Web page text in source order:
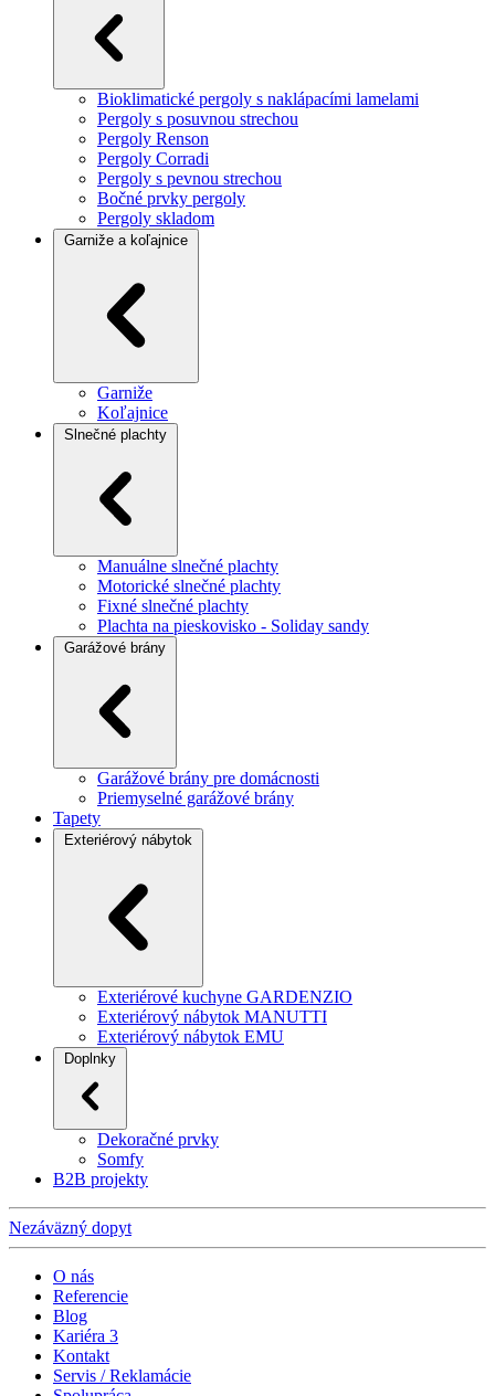
Bioklimatické pergoly s naklápacími lamelami
Pergoly s posuvnou strechou
Pergoly Renson
Pergoly Corradi
Pergoly s pevnou strechou
Bočné prvky pergoly
Pergoly skladom
Garniže a koľajnice
Garniže
Koľajnice
Slnečné plachty
Manuálne slnečné plachty
Motorické slnečné plachty
Fixné slnečné plachty
Plachta na pieskovisko - Soliday sandy
Garážové brány
Garážové brány pre domácnosti
Priemyselné garážové brány
Tapety
Exteriérový nábytok
Exteriérové kuchyne GARDENZIO
Exteriérový nábytok MANUTTI
Exteriérový nábytok EMU
Doplnky
Dekoračné prvky
Somfy
B2B projekty
Nezáväzný dopyt
O nás
Referencie
Blog
Kariéra 3
Kontakt
Servis / Reklamácie